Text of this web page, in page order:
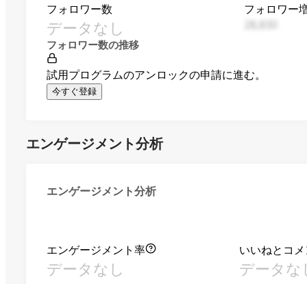
フォロワー数
データなし
フォロワー
フォロワー数の推移
試用プログラムのアンロックの申請に進む。
今すぐ登録
エンゲージメント分析
エンゲージメント分析
エンゲージメント率
データなし
いいねとコ
データな